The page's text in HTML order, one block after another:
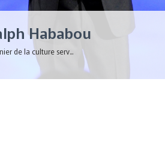
Hababou
de la culture serv...